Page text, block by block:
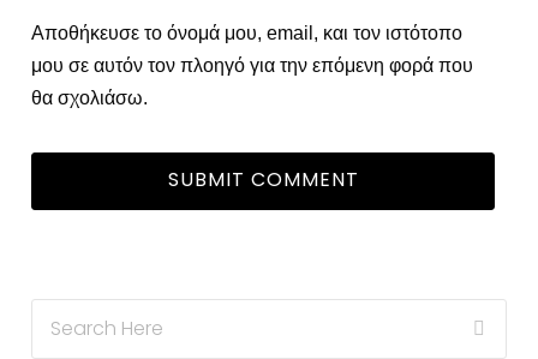
Αποθήκευσε το όνομά μου, email, και τον ιστότοπο
μου σε αυτόν τον πλοηγό για την επόμενη φορά που
θα σχολιάσω.